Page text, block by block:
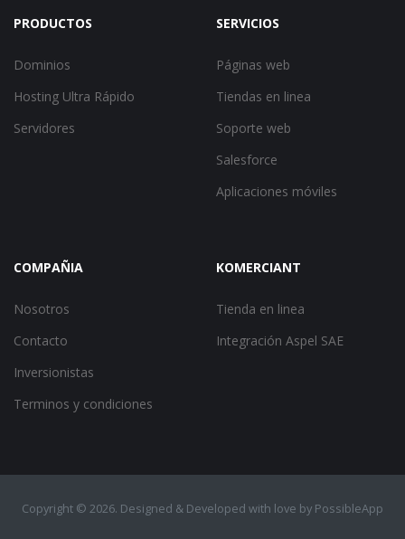
PRODUCTOS
Dominios
Hosting Ultra Rápido
Servidores
SERVICIOS
Páginas web
Tiendas en linea
Soporte web
Salesforce
Aplicaciones móviles
COMPAÑIA
Nosotros
Contacto
Inversionistas
Terminos y condiciones
KOMERCIANT
Tienda en linea
Integración Aspel SAE
Copyright © 2026. Designed & Developed with love by PossibleApp